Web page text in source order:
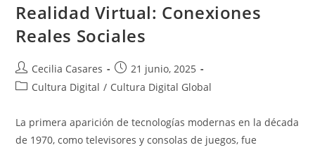
Realidad Virtual: Conexiones
Reales Sociales
Autor
de
Cecilia Casares
Entrada
publicada:
21 junio, 2025
Categoría
la
entrada:
Cultura Digital / Cultura Digital Global
La primera aparición de tecnologías modernas en la década
de 1970, como televisores y consolas de juegos, fue